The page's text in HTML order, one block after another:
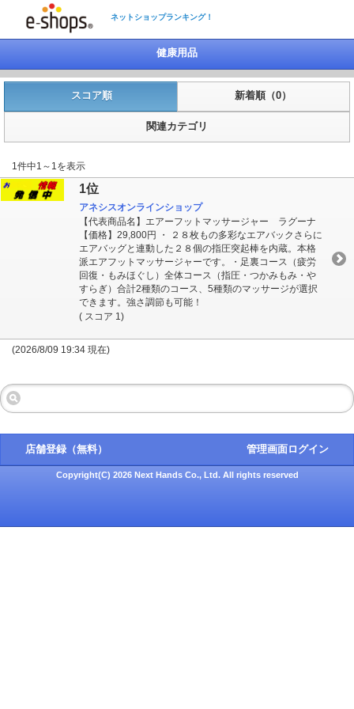
ネットショップランキング！
健康用品
スコア順 新着順（0）
関連カテゴリ
1件中1～1を表示
1位
アネシスオンラインショップ
【代表商品名】エアーフットマッサージャー ラグーナ
【価格】29,800円 ・ ２８枚もの多彩なエアバックさらに
エアバッグと連動した２８個の指圧突起棒を内蔵。本格
派エアフットマッサージャーです。・足裏コース（疲労
回復・もみほぐし）全体コース（指圧・つかみもみ・や
すらぎ）合計2種類のコース、5種類のマッサージが選択
できます。強さ調節も可能！
( スコア 1)
(2026/8/09 19:34 現在)
店舗登録（無料） 管理画面ログイン
Copyright(C) 2026 Next Hands Co., Ltd. All rights reserved